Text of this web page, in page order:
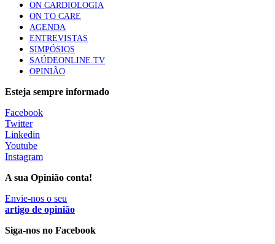
Trodelvy aprovado para primeira linha no cancro da
mama triplo negativo metastático em doentes não
elegíveis para inibidores PD-(L)1
61 visualizações
MAIS NOTÍCIAS
Quase 11.900 jovens recorreram aos cheques psicólogo e
nutricionista no primeiro mês
7 Ago, 2026
ULS de Coimbra estreia cirurgia endoscópica do ouvido com
apoio robótico em Portugal
ON CARDIOLOGIA
ON TO CARE
AGENDA
ENTREVISTAS
SIMPÓSIOS
SAÚDEONLINE.TV
OPINIÃO
Esteja sempre informado
Facebook
Twitter
Linkedin
Youtube
Instagram
A sua Opinião conta!
Envie-nos o seu
artigo de opinião
Siga-nos no Facebook